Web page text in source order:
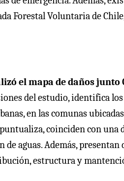
Forestal Voluntaria de
el mapa de daños junto
del estudio, identifica
en las comunas
coinciden con
aguas. Además,
estructura y